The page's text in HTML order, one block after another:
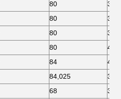
80
36
80
34
80
38,1
80
44
84
40
84,025
38
68
35